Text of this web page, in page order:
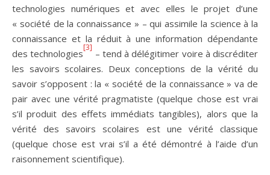
technologies numériques et avec elles le projet d’une
« société de la connaissance » – qui assimile la science à la
connaissance et la réduit à une information dépendante
des technologies
[3]
– tend à délégitimer voire à discréditer
les savoirs scolaires. Deux conceptions de la vérité du
savoir s’opposent : la « société de la connaissance » va de
pair avec une vérité pragmatiste (quelque chose est vrai
s’il produit des effets immédiats tangibles), alors que la
vérité des savoirs scolaires est une vérité classique
(quelque chose est vrai s’il a été démontré à l’aide d’un
raisonnement scientifique).